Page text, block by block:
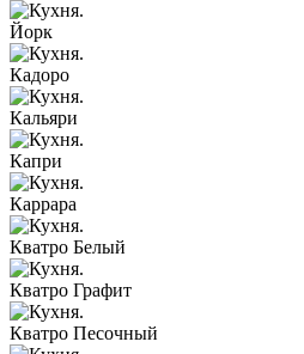
Йорк
Кадоро
Кальяри
Капри
Каррара
Кватро Белый
Кватро Графит
Кватро Песочный